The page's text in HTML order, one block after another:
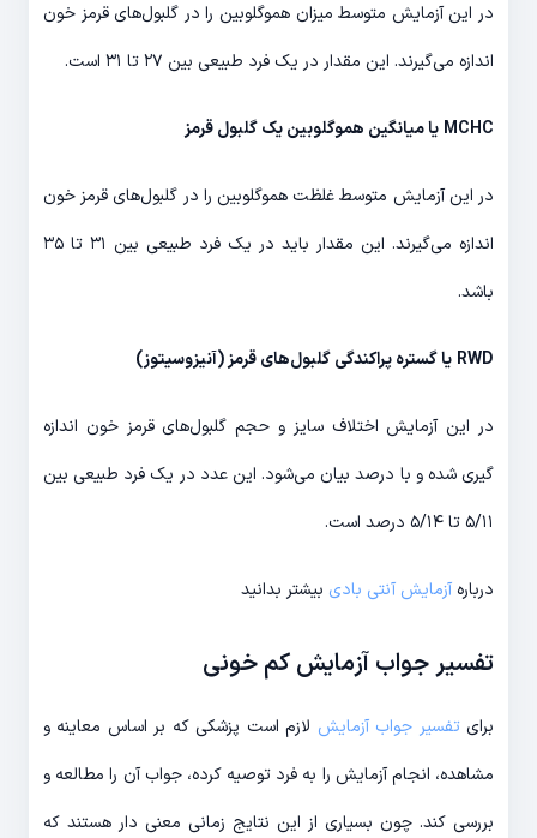
در این آزمایش متوسط میزان هموگلوبین را در گلبول‌های قرمز خون
اندازه می‌گیرند. این مقدار در یک فرد طبیعی بین ۲۷ تا ۳۱ است.
MCHC یا میانگین هموگلوبین یک گلبول قرمز
در این آزمایش متوسط غلظت هموگلوبین را در گلبول‌های قرمز خون
اندازه می‌گیرند. این مقدار باید در یک فرد طبیعی بین ۳۱ تا ۳۵
باشد.
RWD یا گستره پراکندگی گلبول‌های قرمز (آنیزوسیتوز)
در این آزمایش اختلاف سایز و حجم گلبول‌های قرمز خون اندازه
گیری شده و با درصد بیان می‌شود. این عدد در یک فرد طبیعی بین
۵/۱۱ تا ۵/۱۴ درصد است.
درباره آزمایش آنتی بادی بیشتر بدانید
تفسیر جواب آزمایش کم خونی
برایتفسیر جواب آزمایش لازم است پزشکی که بر اساس معاینه و
مشاهده، انجام آزمایش را به فرد توصیه کرده، جواب آن را مطالعه و
بررسی کند. چون بسیاری از این نتایج زمانی معنی دار هستند که